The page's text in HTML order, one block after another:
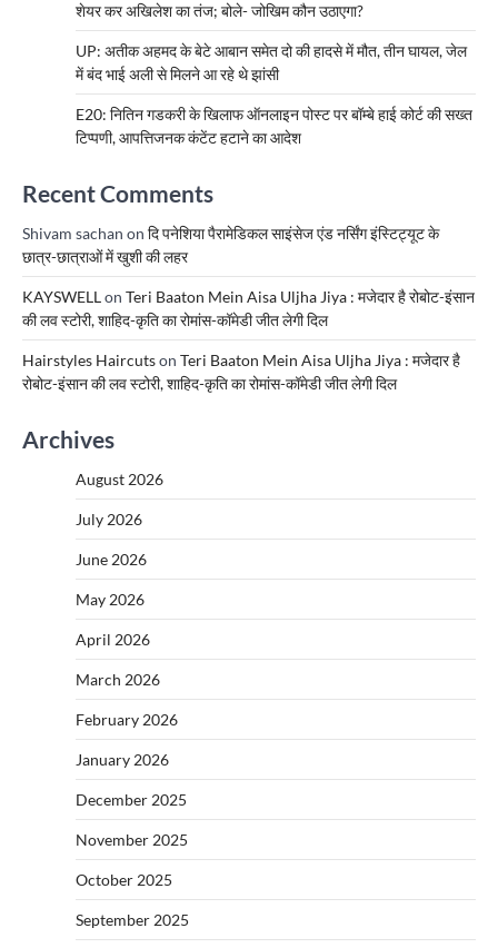
शेयर कर अखिलेश का तंज; बोले- जोखिम कौन उठाएगा?
UP: अतीक अहमद के बेटे आबान समेत दो की हादसे में मौत, तीन घायल, जेल
में बंद भाई अली से मिलने आ रहे थे झांसी
E20: नितिन गडकरी के खिलाफ ऑनलाइन पोस्ट पर बॉम्बे हाई कोर्ट की सख्त
टिप्पणी, आपत्तिजनक कंटेंट हटाने का आदेश
Recent Comments
Shivam sachan on दि पनेशिया पैरामेडिकल साइंसेज एंड नर्सिंग इंस्टिट्यूट के
छात्र-छात्राओं में खुशी की लहर
KAYSWELLon Teri Baaton Mein Aisa Uljha Jiya : मजेदार है रोबोट-इंसान
की लव स्टोरी, शाहिद-कृति का रोमांस-कॉमेडी जीत लेगी दिल
Hairstyles Haircutson Teri Baaton Mein Aisa Uljha Jiya : मजेदार है
रोबोट-इंसान की लव स्टोरी, शाहिद-कृति का रोमांस-कॉमेडी जीत लेगी दिल
Archives
August 2026
July 2026
June 2026
May 2026
April 2026
March 2026
February 2026
January 2026
December 2025
November 2025
October 2025
September 2025